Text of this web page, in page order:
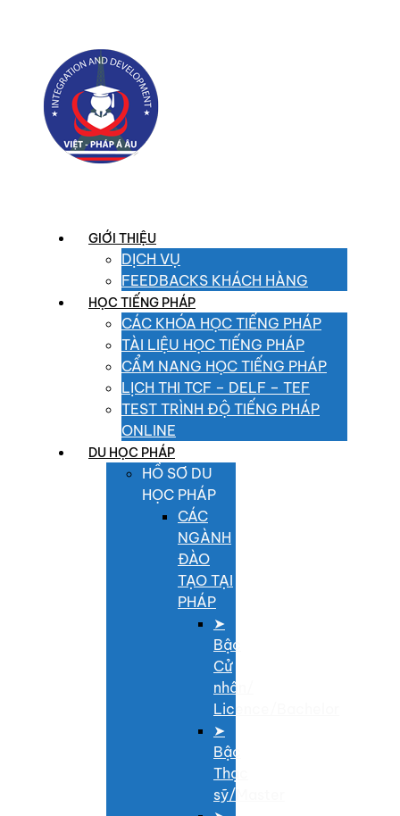
GIỚI THIỆU
DỊCH VỤ
FEEDBACKS KHÁCH HÀNG
HỌC TIẾNG PHÁP
CÁC KHÓA HỌC TIẾNG PHÁP
TÀI LIỆU HỌC TIẾNG PHÁP
CẨM NANG HỌC TIẾNG PHÁP
LỊCH THI TCF – DELF – TEF
TEST TRÌNH ĐỘ TIẾNG PHÁP
ONLINE
DU HỌC PHÁP
HỒ SƠ DU
HỌC PHÁP
CÁC
NGÀNH
ĐÀO
TẠO TẠI
PHÁP
➤
Bậc
Cử
nhân/
Licence/Bachelor
➤
Bậc
Thạc
sỹ/Master